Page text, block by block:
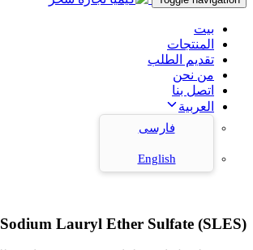
بيت
المنتجات
تقديم الطلب
من نحن
اتصل بنا
العربية
فارسی
English
Sodium Lauryl Ether Sulfate (SLES)